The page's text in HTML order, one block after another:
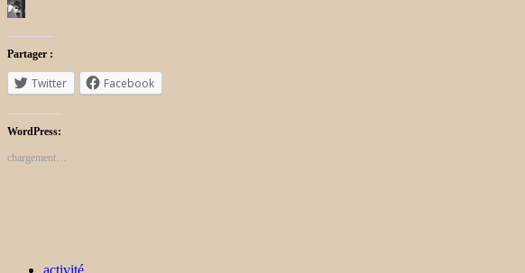
Partager :
Twitter Facebook
WordPress:
chargement…
activité